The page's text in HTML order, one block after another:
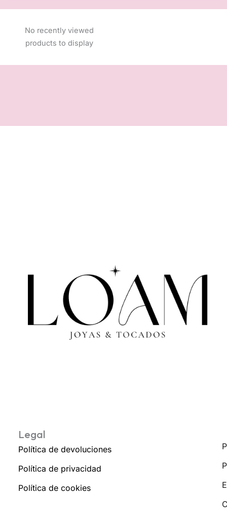
No recently viewed
products to display
Legal
Política de devoluciones
Política de privacidad
Política de cookies